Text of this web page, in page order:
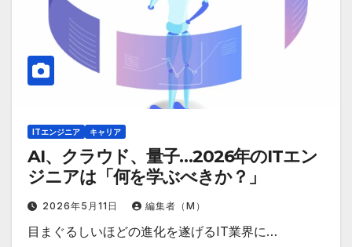
ITエンジニア キャリア
AI、クラウド、量子…2026年のITエン
ジニアは「何を学ぶべきか？」
2026年5月11日 編集者（M）
目まぐるしいほどの進化を遂げるIT業界に…